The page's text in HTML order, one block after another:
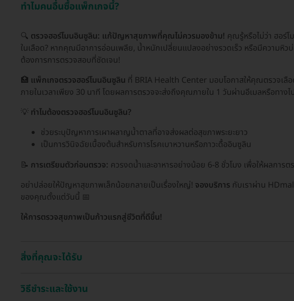
ทำไมคนอื่นซื้อแพ็กเกจนี้?
🔍 ตรวจฮอร์โมนอินซูลิน: แก้ปัญหาสุขภาพที่คุณไม่ควรมองข้าม! คุณรู้หรือไม่ว่า ฮอร์
ในเลือด? หากคุณมีอาการอ่อนเพลีย, น้ำหนักเปลี่ยนแปลงอย่างรวดเร็ว หรือมีควา
ต้องการการตรวจสอบที่ชัดเจน!
🏥 แพ็กเกจตรวจฮอร์โมนอินซูลิน ที่ BRIA Health Center มอบโอกาสให้คุณตรวจเลือ
ภายในเวลาเพียง 30 นาที โดยผลการตรวจจะส่งถึงคุณภายใน 1 วันผ่านอีเมลหรือทาง
💡 ทำไมต้องตรวจฮอร์โมนอินซูลิน?
ช่วยระบุปัญหาการเผาผลาญน้ำตาลที่อาจส่งผลต่อสุขภาพระยะยาว
เป็นการวินิจฉัยเบื้องต้นสำหรับการโรคเบาหวานหรือภาวะดื้ออินซูลิน
📝 การเตรียมตัวก่อนตรวจ: ควรงดน้ำและอาหารอย่างน้อย 6-8 ชั่วโมง เพื่อให้ผลการต
อย่าปล่อยให้ปัญหาสุขภาพเล็กน้อยกลายเป็นเรื่องใหญ่! จองบริการ กับเราผ่าน
ของคุณตั้งแต่วันนี้ 📅
ให้การตรวจสุขภาพเป็นก้าวแรกสู่ชีวิตที่ดีขึ้น!
สิ่งที่คุณจะได้รับ
วิธีชำระและใช้งาน